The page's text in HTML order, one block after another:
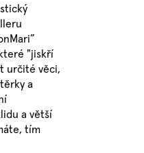
"jiskří
určité věci,
a
a větší
tím